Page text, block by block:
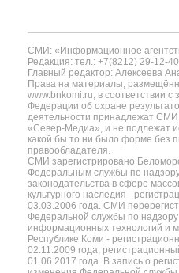
СМИ: «Информационное
Редакция: тел.: +7(8212) 29-12-
Главный редактор: Алексеева
Права на материалы,
www.bnkomi.ru, в соответствии с
Федерации об охране
деятельности принадлежат
«Север-Медиа», и не подлежат
какой бы то ни было форме без
правообладателя.
СМИ зарегистрировано
Федеральным службы по
законодательства в сфере
культурного наследия -
03.03.2006 года. СМИ
Федеральной службы по
информационных технологий и
Республике Коми -
02.11.2009 года,
01.06.2017 года. В запись о